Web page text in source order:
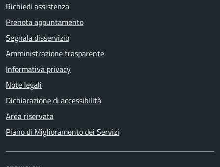
Richiedi assistenza
Prenota appuntamento
Segnala disservizio
Amministrazione trasparente
Informativa privacy
Note legali
Dichiarazione di accessibilità
Area riservata
Piano di Miglioramento dei Servizi